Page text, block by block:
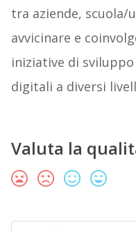
tra aziende, scuola/
avvicinare e
iniziative di
digitali a diversi
Valuta la